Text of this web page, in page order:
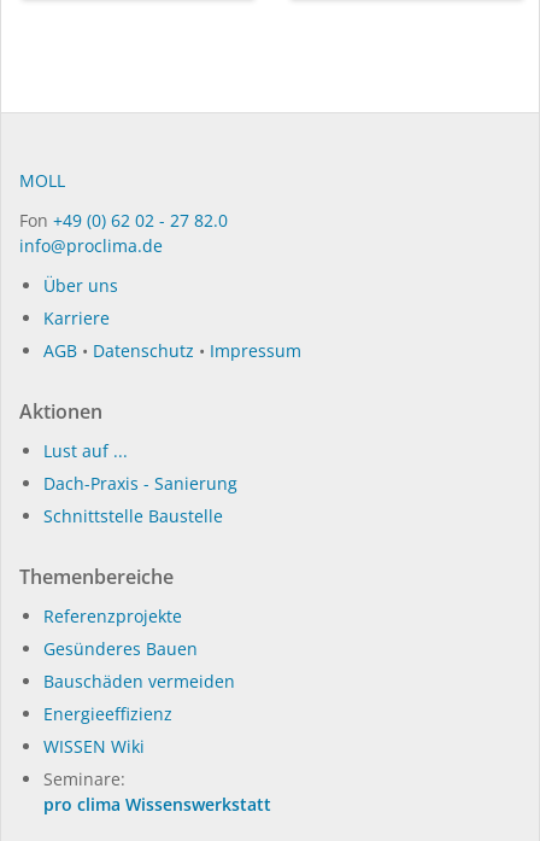
MOLL
Fon +49 (0) 62 02 - 27 82.0
info@proclima.de
Über uns
Karriere
AGB • Datenschutz • Impressum
Aktionen
Lust auf ...
Dach-Praxis - Sanierung
Schnittstelle Baustelle
Themenbereiche
Referenzprojekte
Gesünderes Bauen
Bauschäden vermeiden
Energieeffizienz
WISSEN Wiki
Seminare:
pro clima Wissenswerkstatt